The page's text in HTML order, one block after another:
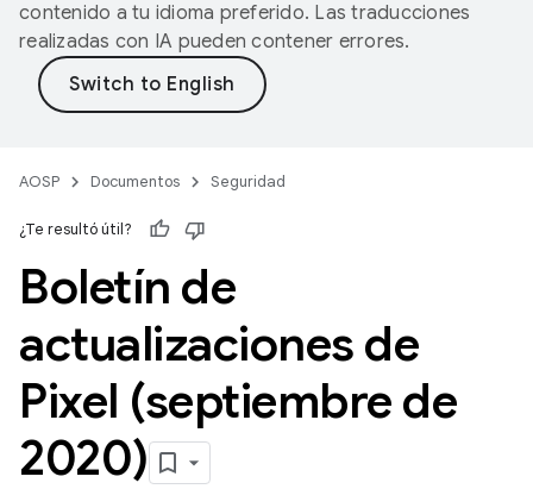
contenido a tu idioma preferido. Las traducciones
realizadas con IA pueden contener errores.
AOSP Documentos Seguridad
¿Te resultó útil?
Boletín de
actualizaciones de
Pixel (septiembre de
2020)